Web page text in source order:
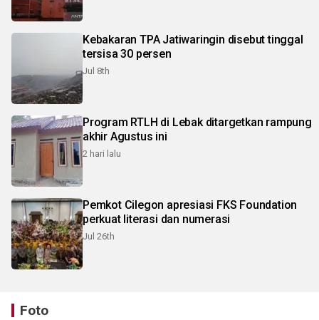
Kebakaran TPA Jatiwaringin disebut tinggal
tersisa 30 persen
Jul 8th
Program RTLH di Lebak ditargetkan rampung
akhir Agustus ini
2 hari lalu
Pemkot Cilegon apresiasi FKS Foundation
perkuat literasi dan numerasi
Jul 26th
Foto